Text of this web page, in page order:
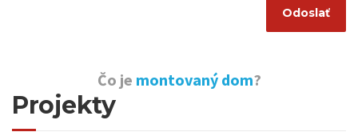
Čo je montovaný dom?
Projekty